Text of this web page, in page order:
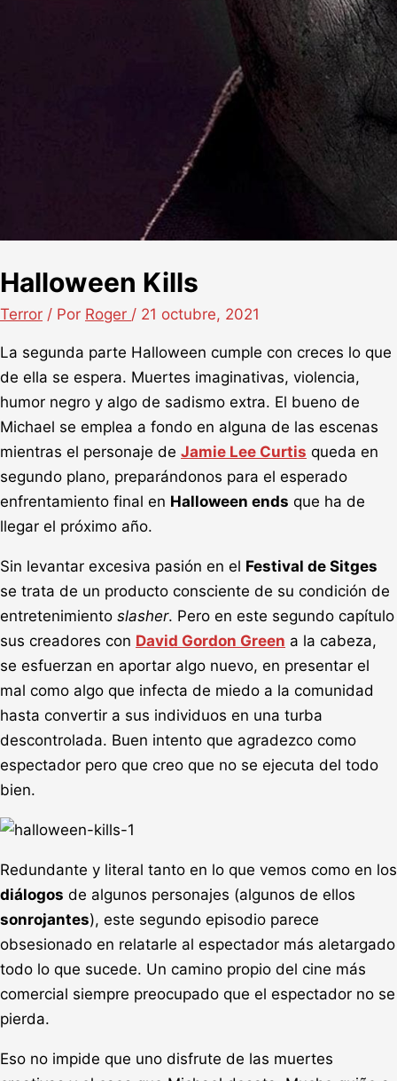
Halloween Kills
Terror / Por Roger / 21 octubre, 2021
La segunda parte Halloween cumple con creces lo que
de ella se espera. Muertes imaginativas, violencia,
humor negro y algo de sadismo extra. El bueno de
Michael se emplea a fondo en alguna de las escenas
mientras el personaje de Jamie Lee Curtis queda en
segundo plano, preparándonos para el esperado
enfrentamiento final en Halloween ends que ha de
llegar el próximo año.
Sin levantar excesiva pasión en el Festival de Sitges
se trata de un producto consciente de su condición de
entretenimiento slasher. Pero en este segundo capítulo
sus creadores con David Gordon Green a la cabeza,
se esfuerzan en aportar algo nuevo, en presentar el
mal como algo que infecta de miedo a la comunidad
hasta convertir a sus individuos en una turba
descontrolada. Buen intento que agradezco como
espectador pero que creo que no se ejecuta del todo
bien.
Redundante y literal tanto en lo que vemos como en los
diálogos de algunos personajes (algunos de ellos
sonrojantes), este segundo episodio parece
obsesionado en relatarle al espectador más aletargado
todo lo que sucede. Un camino propio del cine más
comercial siempre preocupado que el espectador no se
pierda.
Eso no impide que uno disfrute de las muertes